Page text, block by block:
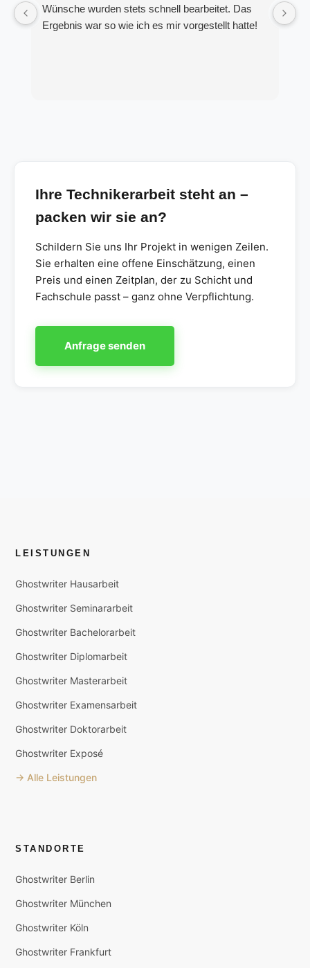
Wünsche wurden stets schnell bearbeitet. Das
Ergebnis war so wie ich es mir vorgestellt hatte!
Ihre Technikerarbeit steht an –
packen wir sie an?
Schildern Sie uns Ihr Projekt in wenigen Zeilen.
Sie erhalten eine offene Einschätzung, einen
Preis und einen Zeitplan, der zu Schicht und
Fachschule passt – ganz ohne Verpflichtung.
Anfrage senden
LEISTUNGEN
Ghostwriter Hausarbeit
Ghostwriter Seminararbeit
Ghostwriter Bachelorarbeit
Ghostwriter Diplomarbeit
Ghostwriter Masterarbeit
Ghostwriter Examensarbeit
Ghostwriter Doktorarbeit
Ghostwriter Exposé
→ Alle Leistungen
STANDORTE
Ghostwriter Berlin
Ghostwriter München
Ghostwriter Köln
Ghostwriter Frankfurt